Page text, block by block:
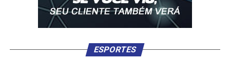
ESPORTES